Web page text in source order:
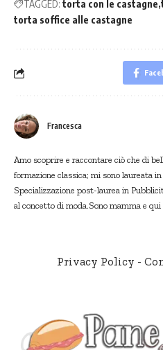
TAGGED: torta con le castagne
torta soffice alle castagne
Francesca
Amo scoprire e raccontare ciò che di
formazione classica; mi sono laureata
Specializzazione post-laurea in
al concetto di moda.Sono mamma e
Privacy Policy -